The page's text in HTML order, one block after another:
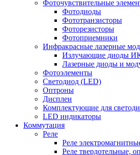
Фоточувствительные
Фотодиоды
Фототранзисторы
Фоторезисторы
Фотоприемники
Инфракрасные лазерные
Излучающие диоды
Лазерные диоды и
Фотоэлементы
Светодиод (LED)
Оптроны
Дисплеи
Комплектующие для
LED индикаторы
Коммутация
Реле
Реле
Реле твердотельные,